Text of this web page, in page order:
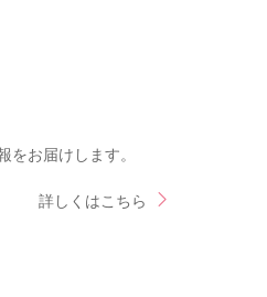
お届けします。
詳しくはこちら